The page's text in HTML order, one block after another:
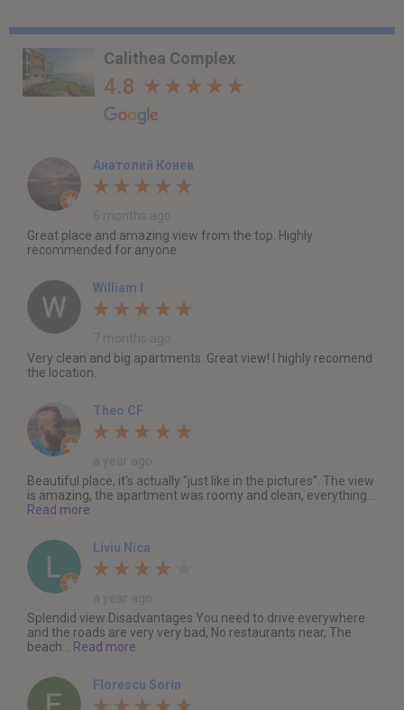
Calithea Complex
4.8
Анатолий Конев
Great place and amazing view from the top. Highly
recommended for anyone.
William I
Very clean and big apartments. Great view! I highly recomend
the location.
Theo CF
Beautiful place, it's actually "just like in the pictures". The view
is amazing, the apartment was roomy and clean, everything...
Read more
Liviu Nica
Splendid view Disadvantages You need to drive everywhere
and the roads are very very bad, No restaurants near, The
beach... Read more
Florescu Sorin